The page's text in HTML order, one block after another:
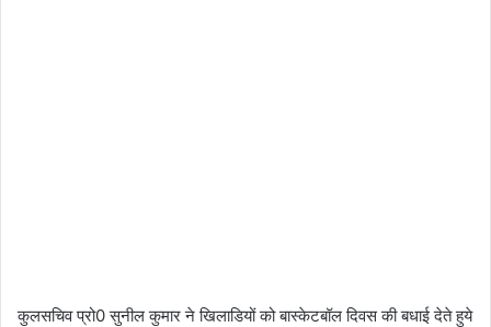
कुलसचिव प्रो0 सुनील कुमार ने खिलाडियों को बास्केटबॉल दिवस की बधाई देते हुये